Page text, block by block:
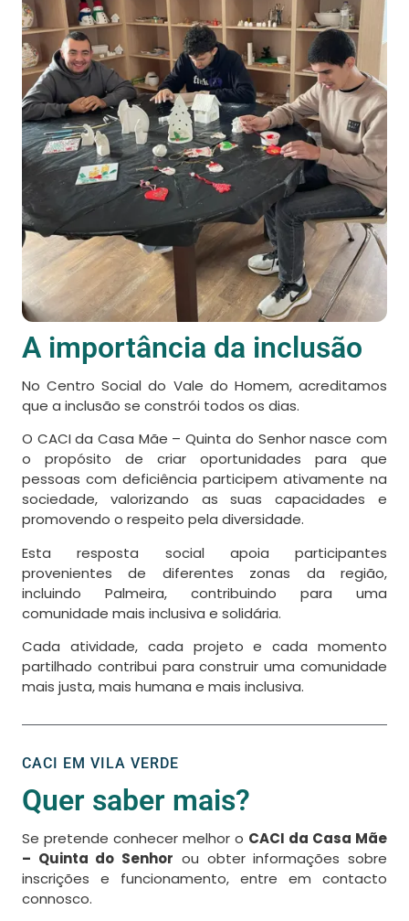
A importância da inclusão
No Centro Social do Vale do Homem, acreditamos
que a inclusão se constrói todos os dias.
O CACI da Casa Mãe – Quinta do Senhor nasce com
o propósito de criar oportunidades para que
pessoas com deficiência participem ativamente na
sociedade, valorizando as suas capacidades e
promovendo o respeito pela diversidade.
Esta resposta social apoia participantes
provenientes de diferentes zonas da região,
incluindo Palmeira, contribuindo para uma
comunidade mais inclusiva e solidária.
Cada atividade, cada projeto e cada momento
partilhado contribui para construir uma comunidade
mais justa, mais humana e mais inclusiva.
CACI EM VILA VERDE
Quer saber mais?
Se pretende conhecer melhor o CACI da Casa Mãe
– Quinta do Senhor ou obter informações sobre
inscrições e funcionamento, entre em contacto
connosco.